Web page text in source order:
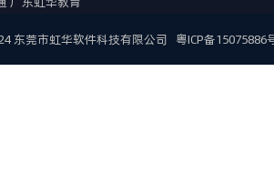
东莞市虹华软件科技有限公司 粤ICP备15075886